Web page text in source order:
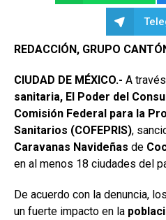
REDACCIÓN, GRUPO
CIUDAD DE MÉXICO.- A
sanitaria, El Poder del
Comisión Federal para la
Sanitarios (COFEPRIS),
Caravanas Navideñas de
en al menos 18 ciudades del
De acuerdo con la denuncia,
un fuerte impacto en la